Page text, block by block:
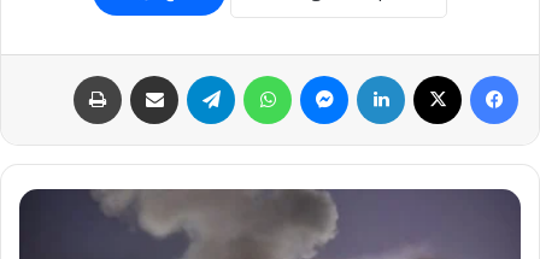
فيسبوك لينكدإن ماسنجر واتساب تيلقرام مشاركة عبر البريد
المقاتلات